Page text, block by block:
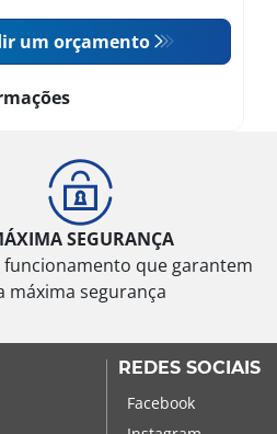
um orçamento
SEGURANÇA
funcionamento que garantem
máxima segurança
REDES SOCIAIS
Facebook